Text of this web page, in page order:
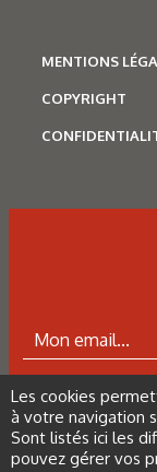
Figure 14 :
Figure 15 :
Les
thème
MENTIONS
COPYRIGHT
Les cookies
à votre navigation
Sont listés ici les
pouvez gérer vos